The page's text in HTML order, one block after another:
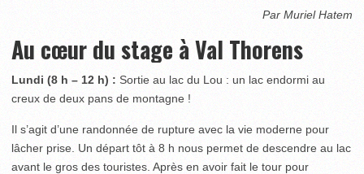
Par Muriel Hatem
Au cœur du stage à Val Thorens
Lundi (8 h – 12 h) : Sortie au lac du Lou : un lac endormi au
creux de deux pans de montagne !
Il s’agit d’une randonnée de rupture avec la vie moderne pour
lâcher prise. Un départ tôt à 8 h nous permet de descendre au lac
avant le gros des touristes. Après en avoir fait le tour pour